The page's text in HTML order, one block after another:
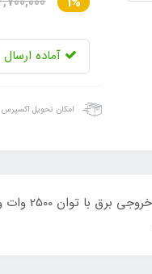
آماده ارسال
امکان تحویل اکسپرس